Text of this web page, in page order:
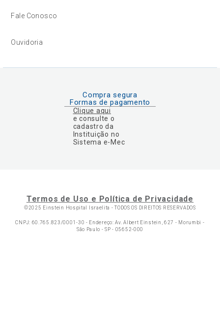
Fale Conosco
Ouvidoria
Compra segura
Formas de pagamento
Clique aqui
e consulte o
cadastro da
Instituição no
Sistema e-Mec
Termos de Uso e Política de Privacidade
©2025 Einstein Hospital Israelita -TODOS OS DIREITOS RESERVADOS
CNPJ: 60.765.823/0001-30 - Endereço: Av. Albert Einstein, 627 - Morumbi -
São Paulo - SP - 05652-000